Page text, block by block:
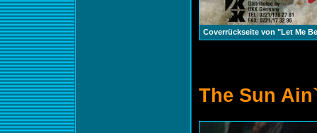
Coverrückseite von "Let Me
The Sun